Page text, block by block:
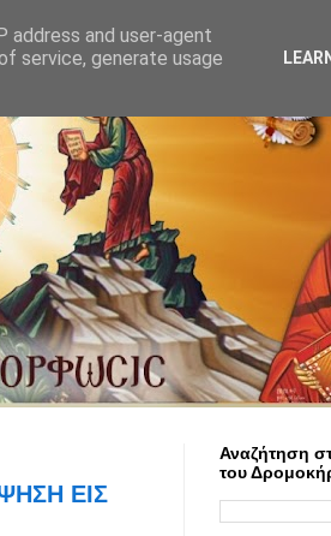
ΕΙΣ
Αναζήτηση
του
address and user-agent
service, generate usage